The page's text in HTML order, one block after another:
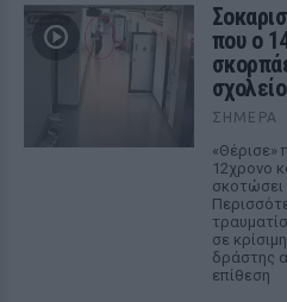
που ο
ΣΉΜΕΡΑ
«Θέρισε»
12χρονο
σκοτώσει
σε
δράστης
επίθεση